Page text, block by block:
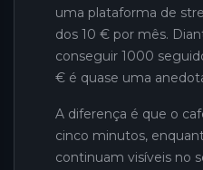
uma plataforma de
dos 10 € por mês.
conseguir 1000
€ é quase uma
A diferença é que o
cinco minutos,
continuam visíveis no